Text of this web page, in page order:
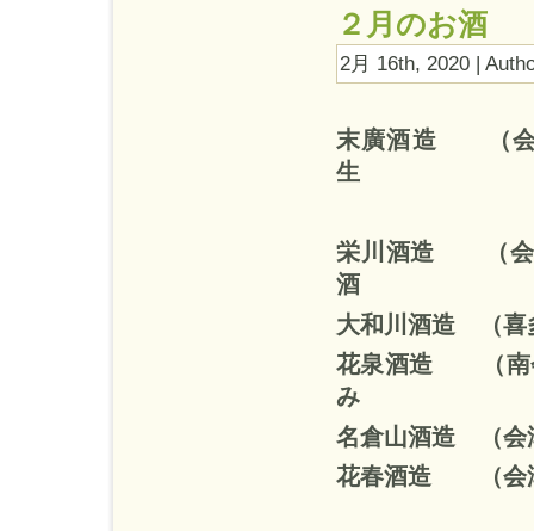
２月のお酒
2月 16th, 2020 |
末廣酒造 （
生
栄川酒造 （会
酒
大和川酒造
花泉酒造 （
み
名倉山酒造 （
花春酒造 （